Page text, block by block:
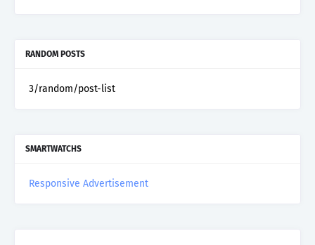
RANDOM POSTS
3/random/post-list
SMARTWATCHS
Responsive Advertisement